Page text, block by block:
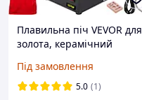
Плавильна піч VEVOR для
золота, керамічний
червоний, цифровий,
1150 773294
Під замовлення
5.0 (1)